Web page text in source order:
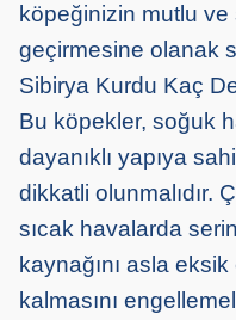
köpeğinizin mutlu ve
geçirmesine olanak
Sibirya Kurdu Kaç
Bu köpekler, soğuk
dayanıklı yapıya
dikkatli olunmalıdır.
sıcak havalarda
kaynağını asla
kalmasını